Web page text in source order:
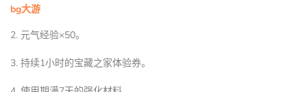
bg大游
2. 元气经验×50。
3. 持续1小时的宝藏之家体验券。